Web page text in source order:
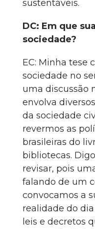
sustentáveis.
DC: Em que
sociedade?
EC: Minha tese
sociedade no
uma discussão
envolva
da sociedade
revermos as
brasileiras do
bibliotecas.
revisar, pois
falando de um
convocamos a
realidade do
leis e decretos